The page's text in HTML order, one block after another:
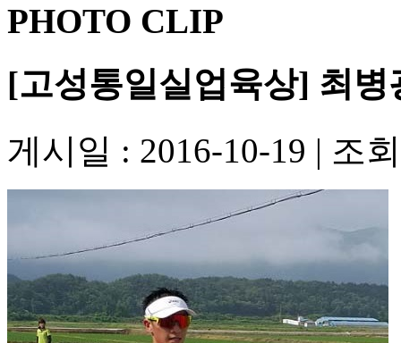
PHOTO CLIP
[고성통일실업육상] 최병
게시일 : 2016-10-19 | 조